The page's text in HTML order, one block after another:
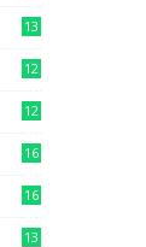
13
12
12
16
16
13